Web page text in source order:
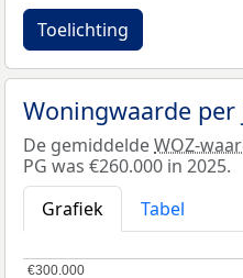
Toelichting
Woningwaarde per
De gemiddeldeWOZ-
PG was €260.000 in 2025.
Grafiek
Tabel
€300.000
€300.000